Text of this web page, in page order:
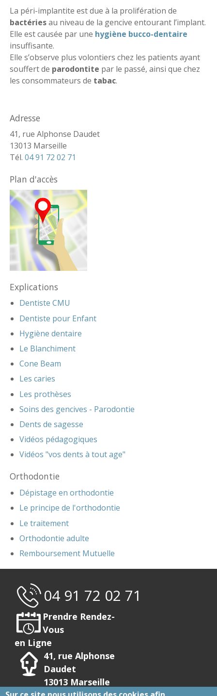
La péri-implantite est due à la prolifération de
bactériesau niveau de la gencive entourant l’implant.
Elle est causée par une hygiène bucco-dentaire
insuffisante.
Elle s’observe plus volontiers chez les patients ayant
souffert de parodontite par le passé, ainsi que chez
les consommateurs de tabac.
Adresse
41, rue Alphonse Daudet
13013 Marseille
Tél. 04 91 72 02 71
Plan d'accès
Explications
Dentiste CMU
Dentiste pour Enfant
Hygiène dentaire
Le Blanchiment
Cone Beam
Les caries
Les prothèses
Soins des gencives - Parodontie
Dents de sagesse
Vidéos pédagogiques
Vidéos "vos dents à tout age"
Orthodontie
Dépistage en orthodontie
Le principe de l'orthodontie
Le traitement
Orthodontie adulte
Remboursement Mutuelle
04 91 72 02 71
Prendre Rendez-
Vous
en Ligne
41, rue Alphonse
Daudet
13013 Marseille